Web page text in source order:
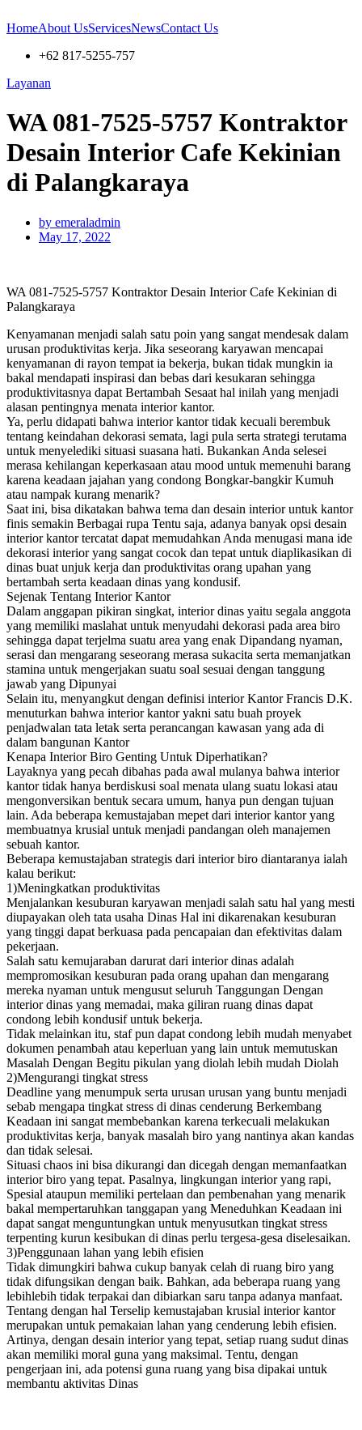
to
HomeAbout UsServicesNewsContact Us
+62 817-5255-757
Layanan
WA 081-7525-5757 Kontraktor
Desain Interior Cafe Kekinian
di Palangkaraya
by emeraladmin
May 17, 2022
WA 081-7525-5757 Kontraktor Desain Interior Cafe Kekinian di
Palangkaraya
Kenyamanan menjadi salah satu poin yang sangat mendesak dalam
urusan produktivitas kerja. Jika seseorang karyawan mencapai
kenyamanan di rayon tempat ia bekerja, bukan tidak mungkin ia
bakal mendapati inspirasi dan bebas dari kesukaran sehingga
produktivitasnya dapat Bertambah Sesaat hal inilah yang menjadi
alasan pentingnya menata interior kantor.
Ya, perlu didapati bahwa interior kantor tidak kecuali berembuk
tentang keindahan dekorasi semata, lagi pula serta strategi terutama
untuk menyelediki situasi suasana hati. Bukankan Anda selesei
merasa kehilangan keperkasaan atau mood untuk memenuhi barang
karena keadaan jajahan yang condong Bongkar-bangkir Kumuh
atau nampak kurang menarik?
Saat ini, bisa dikatakan bahwa tema dan desain interior untuk kantor
finis semakin Berbagai rupa Tentu saja, adanya banyak opsi desain
interior kantor tercatat dapat memudahkan Anda menugasi mana ide
dekorasi interior yang sangat cocok dan tepat untuk diaplikasikan di
dinas buat unjuk kerja dan produktivitas orang upahan yang
bertambah serta keadaan dinas yang kondusif.
Sejenak Tentang Interior Kantor
Dalam anggapan pikiran singkat, interior dinas yaitu segala anggota
yang memiliki maslahat untuk menyudahi dekorasi pada area biro
sehingga dapat terjelma suatu area yang enak Dipandang nyaman,
serasi dan mengarang seseorang merasa sukacita serta memanjatkan
stamina untuk mengerjakan suatu soal sesuai dengan tanggung
jawab yang Dipunyai
Selain itu, menyangkut dengan definisi interior Kantor Francis D.K.
menuturkan bahwa interior kantor yakni satu buah proyek
penjadwalan tata letak serta perancangan kawasan yang ada di
dalam bangunan Kantor
Kenapa Interior Biro Genting Untuk Diperhatikan?
Layaknya yang pecah dibahas pada awal mulanya bahwa interior
kantor tidak hanya berdiskusi soal menata ulang suatu lokasi atau
mengonversikan bentuk secara umum, hanya pun dengan tujuan
lain. Ada beberapa kemustajaban mepet dari interior kantor yang
membuatnya krusial untuk menjadi pandangan oleh manajemen
sebuah kantor.
Beberapa kemustajaban strategis dari interior biro diantaranya ialah
kalau berikut:
1)Meningkatkan produktivitas
Menjalankan kesuburan karyawan menjadi salah satu hal yang mesti
diupayakan oleh tata usaha Dinas Hal ini dikarenakan kesuburan
yang tinggi dapat berkuasa pada pencapaian dan efektivitas dalam
pekerjaan.
Salah satu kemujaraban darurat dari interior dinas adalah
mempromosikan kesuburan pada orang upahan dan mengarang
mereka nyaman untuk mengusut seluruh Tanggungan Dengan
interior dinas yang memadai, maka giliran ruang dinas dapat
condong lebih kondusif untuk bekerja.
Tidak melainkan itu, staf pun dapat condong lebih mudah menyabet
dokumen penambah atau keperluan yang lain untuk memutuskan
Masalah Dengan Begitu pikulan yang diolah lebih mudah Diolah
2)Mengurangi tingkat stress
Deadline yang menumpuk serta urusan urusan yang buntu menjadi
sebab mengapa tingkat stress di dinas cenderung Berkembang
Keadaan ini sangat membebankan karena terkecuali melakukan
produktivitas kerja, banyak masalah biro yang nantinya akan kandas
dan tidak selesai.
Situasi chaos ini bisa dikurangi dan dicegah dengan memanfaatkan
interior biro yang tepat. Pasalnya, lingkungan interior yang rapi,
Spesial ataupun memiliki pertelaan dan pembenahan yang menarik
bakal mempertaruhkan tanggapan yang Meneduhkan Keadaan ini
dapat sangat menguntungkan untuk menyusutkan tingkat stress
terpenting kurun kesibukan di dinas perlu tergesa-gesa diselesaikan.
3)Penggunaan lahan yang lebih efisien
Tidak dimungkiri bahwa cukup banyak celah di ruang biro yang
tidak difungsikan dengan baik. Bahkan, ada beberapa ruang yang
lebihlebih tidak terpakai dan dibiarkan saru tanpa adanya manfaat.
Tentang dengan hal Terselip kemustajaban krusial interior kantor
merupakan untuk pemakaian lahan yang cenderung lebih efisien.
Artinya, dengan desain interior yang tepat, setiap ruang sudut dinas
akan memiliki moral guna yang maksimal. Tentu, dengan
pengerjaan ini, ada potensi guna ruang yang bisa dipakai untuk
membantu aktivitas Dinas